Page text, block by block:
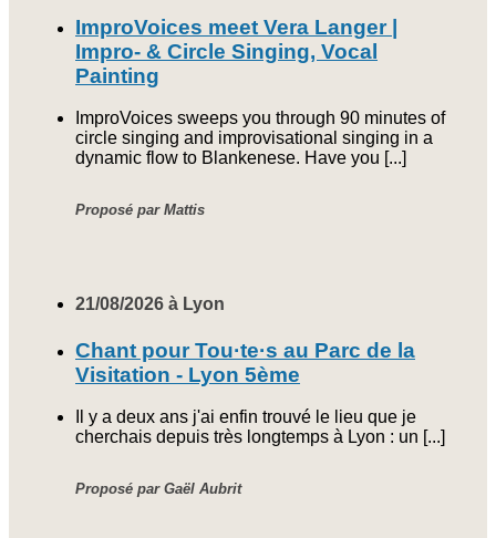
ImproVoices meet Vera Langer |
Impro- & Circle Singing, Vocal
Painting
ImproVoices sweeps you through 90 minutes of
circle singing and improvisational singing in a
dynamic flow to Blankenese. Have you [...]
Proposé par Mattis
21/08/2026 à Lyon
Chant pour Tou·te·s au Parc de la
Visitation - Lyon 5ème
Il y a deux ans j'ai enfin trouvé le lieu que je
cherchais depuis très longtemps à Lyon : un [...]
Proposé par Gaël Aubrit